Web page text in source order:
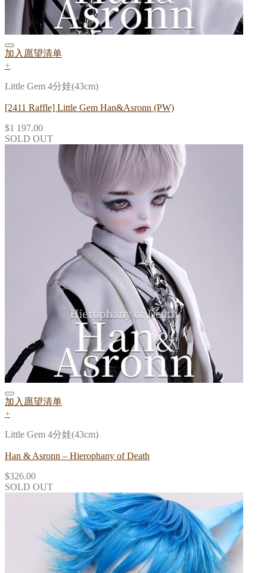
加入愿望清单
+
Little Gem 4分娃(43cm)
[2411 Raffle] Little Gem Han&Asronn (PW)
$1 197.00
SOLD OUT
加入愿望清单
+
Little Gem 4分娃(43cm)
Han & Asronn – Hierophany of Death
$326.00
SOLD OUT